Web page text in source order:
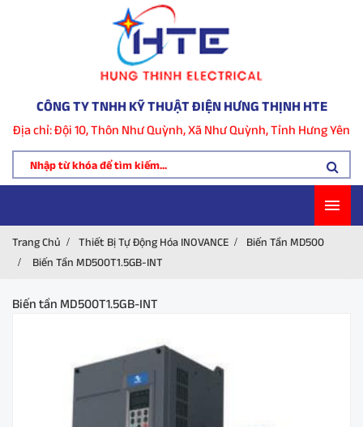
CÔNG TY TNHH KỸ THUẬT ĐIỆN HƯNG THỊNH HTE
Địa chỉ: Đội 10, Thôn Như Quỳnh, Xã Như Quỳnh, Tỉnh Hưng Yên
Trang Chủ Thiết Bị Tự Động Hóa INOVANCE
Biến Tần MD500
Biến Tần MD500T1.5GB-INT
Biến tần MD500T1.5GB-INT